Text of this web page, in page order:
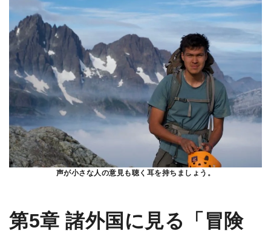
声が小さな人の意見も聴く耳を持ちましょう。
第5章 諸外国に見る「冒険